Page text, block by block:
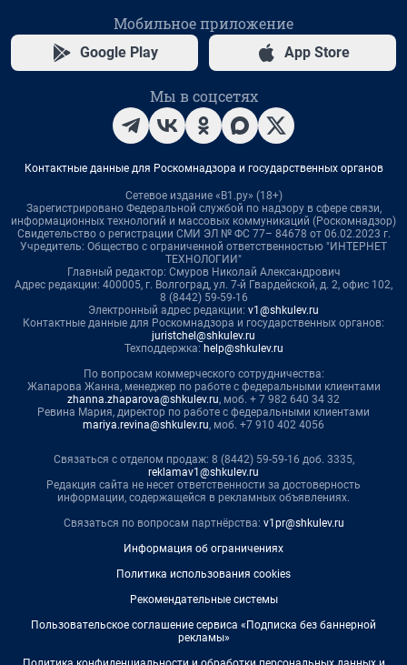
Мобильное приложение
Google Play App Store
Мы в соцсетях
Контактные данные для Роскомнадзора и государственных органов
Сетевое издание «В1.ру» (18+)
Зарегистрировано Федеральной службой по надзору в сфере связи,
информационных технологий и массовых коммуникаций (Роскомнадзор)
Свидетельство о регистрации СМИ ЭЛ № ФС 77– 84678 от 06.02.2023 г.
Учредитель: Общество с ограниченной ответственностью "ИНТЕРНЕТ
ТЕХНОЛОГИИ"
Главный редактор: Смуров Николай Александрович
Адрес редакции: 400005, г. Волгоград, ул. 7-й Гвардейской, д. 2, офис 102,
8 (8442) 59-59-16
Электронный адрес редакции: v1@shkulev.ru
Контактные данные для Роскомнадзора и государственных органов:
juristchel@shkulev.ru
Техподдержка: help@shkulev.ru
По вопросам коммерческого сотрудничества:
Жапарова Жанна, менеджер по работе с федеральными клиентами
zhanna.zhaparova@shkulev.ru, моб. + 7 982 640 34 32
Ревина Мария, директор по работе с федеральными клиентами
mariya.revina@shkulev.ru, моб. +7 910 402 4056
Связаться с отделом продаж: 8 (8442) 59-59-16 доб. 3335,
reklamav1@shkulev.ru
Редакция сайта не несет ответственности за достоверность
информации, содержащейся в рекламных объявлениях.
Связаться по вопросам партнёрства: v1pr@shkulev.ru
Информация об ограничениях
Политика использования cookies
Рекомендательные системы
Пользовательское соглашение сервиса «Подписка без баннерной
рекламы»